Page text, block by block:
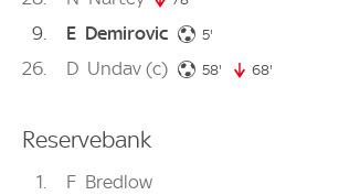
9 E Demirovic 5'
26 D Undav (c) 58' 58. minute
68'
Reservebank
1 F Bredlow